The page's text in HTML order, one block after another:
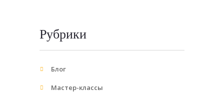
Рубрики
Блог
Мастер-классы